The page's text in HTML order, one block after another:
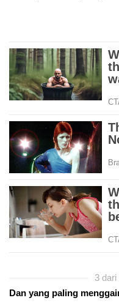
3
Dan yang paling